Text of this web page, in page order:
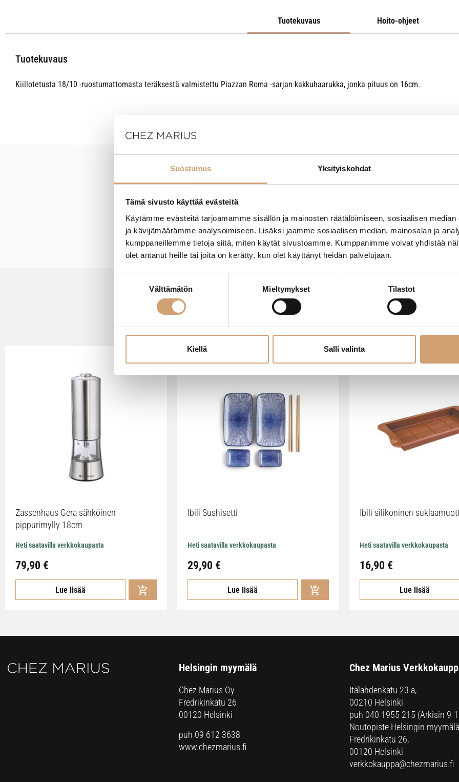
Suostumus Yksityiskohdat
Tämä sivusto käyttää evästeitä
Käytämme evästeitä tarjoamamme sisällön ja mainosten räätälöimiseen, sosiaalisen
ja kävijämäärämme analysoimiseen. Lisäksi jaamme sosiaalisen median, mainosalan ja
kumppaneillemme tietoja siitä, miten käytät sivustoamme. Kumppanimme voivat yhdistää
olet antanut heille tai joita on kerätty, kun olet käyttänyt heidän palvelujaan.
Välttämätön Mieltymykset Tilastot
Kiellä Salli valinta
Tuotekuvaus Hoito-ohjeet
Tuotekuvaus
Kiillotetusta 18/10 -ruostumattomasta teräksestä valmistettu Piazzan Roma -sarjan kakkuhaarukka, jonka pituus on 16cm.
VIIMEISIMMÄT TUOTTEET
Zassenhaus Gera sähköinen
pippurimylly 18cm
Heti saatavilla verkkokaupasta
79,90 €
Lue lisää
Ibili Sushisetti
Heti saatavilla verkkokaupasta
29,90 €
Lue lisää
Ibili silikoninen
Heti saatavilla verkkokaupasta
16,90 €
Lue lisää
Helsingin myymälä
Chez Marius Oy
Fredrikinkatu 26
00120 Helsinki
puh 09 612 3638
www.chezmarius.fi
Chez Marius
Itälahdenkatu 23 a,
00210 Helsinki
puh 040 1955 215 (Arkisin 9-
Noutopiste Helsingin
Fredrikinkatu 26,
00120 Helsinki
verkkokauppa@chezmarius.fi